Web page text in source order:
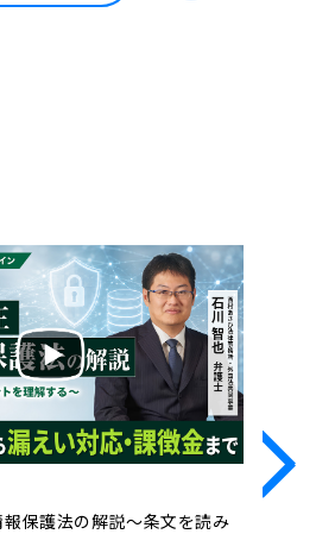
保護法の解説～条文を読み
2026年